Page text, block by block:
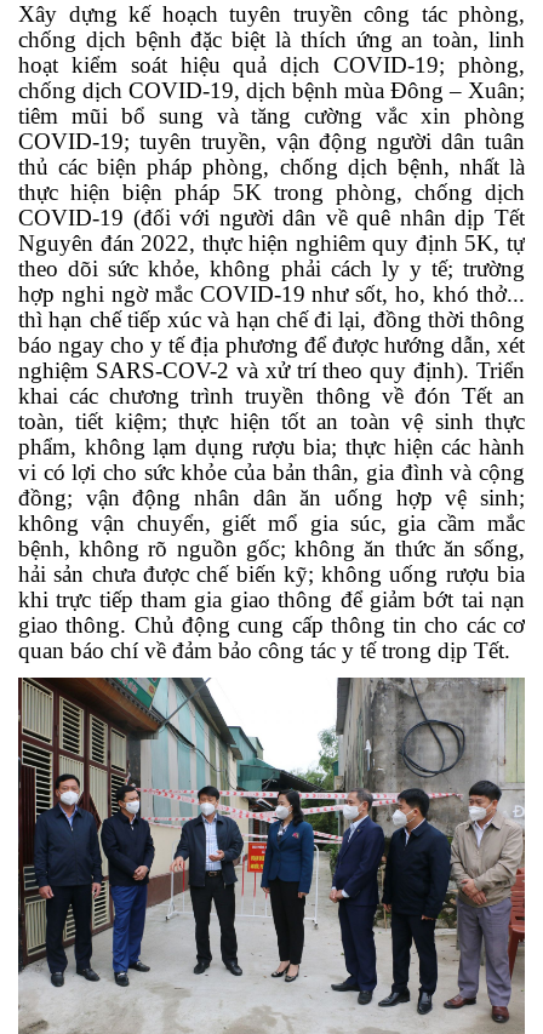
Xây dựng kế hoạch tuyên truyền công tác phòng,
chống dịch bệnh đặc biệt là thích ứng an toàn, linh
hoạt kiểm soát hiệu quả dịch COVID-19; phòng,
chống dịch COVID-19, dịch bệnh mùa Đông – Xuân;
tiêm mũi bổ sung và tăng cường vắc xin phòng
COVID-19; tuyên truyền, vận động người dân tuân
thủ các biện pháp phòng, chống dịch bệnh, nhất là
thực hiện biện pháp 5K trong phòng, chống dịch
COVID-19 (đối với người dân về quê nhân dịp Tết
Nguyên đán 2022, thực hiện nghiêm quy định 5K, tự
theo dõi sức khỏe, không phải cách ly y tế; trường
hợp nghi ngờ mắc COVID-19 như sốt, ho, khó thở...
thì hạn chế tiếp xúc và hạn chế đi lại, đồng thời thông
báo ngay cho y tế địa phương để được hướng dẫn, xét
nghiệm SARS-COV-2 và xử trí theo quy định). Triển
khai các chương trình truyền thông về đón Tết an
toàn, tiết kiệm; thực hiện tốt an toàn vệ sinh thực
phẩm, không lạm dụng rượu bia; thực hiện các hành
vi có lợi cho sức khỏe của bản thân, gia đình và cộng
đồng; vận động nhân dân ăn uống hợp vệ sinh;
không vận chuyển, giết mổ gia súc, gia cầm mắc
bệnh, không rõ nguồn gốc; không ăn thức ăn sống,
hải sản chưa được chế biến kỹ; không uống rượu bia
khi trực tiếp tham gia giao thông để giảm bớt tai nạn
giao thông. Chủ động cung cấp thông tin cho các cơ
quan báo chí về đảm bảo công tác y tế trong dịp Tết.